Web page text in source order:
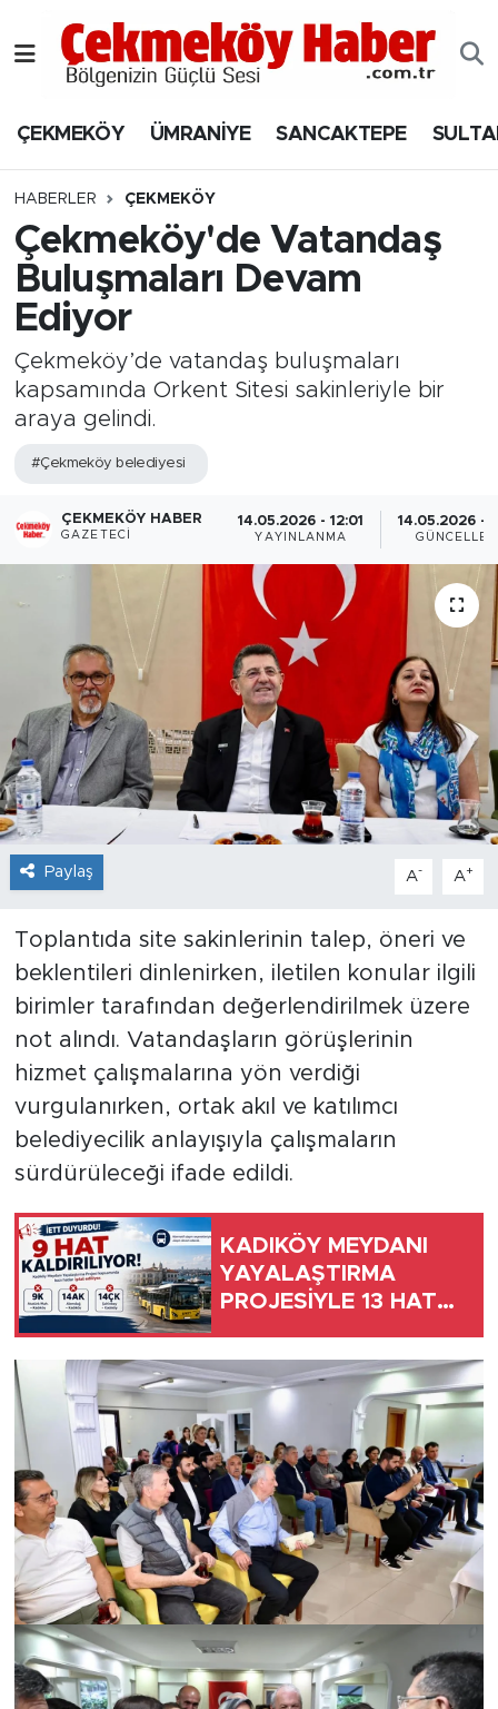
ÇEKMEKÖY ÜMRANİYE SANCAKTEPE
HABERLER ÇEKMEKÖY
Çekmeköy'de Vatandaş
Buluşmaları Devam
Ediyor
Çekmeköy’de vatandaş buluşmaları
kapsamında Orkent Sitesi sakinleriyle bir
araya gelindi.
#Çekmeköy belediyesi
ÇEKMEKÖY HABER
GAZETECI
14.05.2026 - 12:01
YAYINLANMA
14.05.2026 -
Paylaş A- A+
Toplantıda site sakinlerinin talep, öneri ve
beklentileri dinlenirken, iletilen konular ilgili
birimler tarafından değerlendirilmek üzere
not alındı. Vatandaşların görüşlerinin
hizmet çalışmalarına yön verdiği
vurgulanırken, ortak akıl ve katılımcı
belediyecilik anlayışıyla çalışmaların
sürdürüleceği ifade edildi.
KADIKÖY MEYDANI
YAYALAŞTIRMA
PROJESİYLE 13 HAT
KALKACAK
Nöbetçi Eczaneler
Hava Durumu
Namaz Vakitleri
Trafik Durumu
Süper Lig Puan Durumu ve Fikstür
Tüm Manşetler
Son Dakika Haberleri